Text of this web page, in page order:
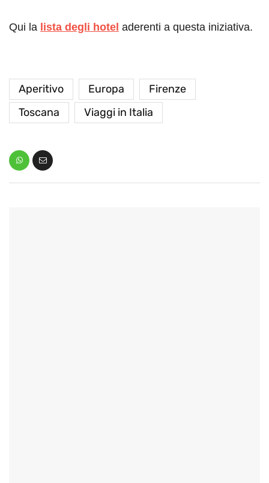
Qui la lista degli hotel aderenti a questa iniziativa.
Aperitivo Europa
Firenze
Toscana
Viaggi in Italia